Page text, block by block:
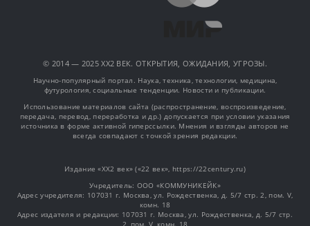
© 2014 — 2025 XX2 ВЕК. ОТКРЫТИЯ, ОЖИДАНИЯ, УГРОЗЫ.
Научно-популярный портал. Наука, техника, технологии, медицина,
футурология, социальные тенденции. Новости и публикации.
Использование материалов сайта (распространение, воспроизведение,
передача, перевод, переработка и др.) допускается при условии указания
источника в форме активной гиперссылки. Мнения и взгляды авторов не
всегда совпадают с точкой зрения редакции.
Издание «XX2 век» («22 век», https://22century.ru)
Учредитель: OOO «КОММУНИКЕЙК»
Адрес учредителя: 107031 г. Москва, ул. Рождественка, д. 5/7 стр. 2, пом. V,
комн. 18
Адрес издателя и редакции: 107031 г. Москва, ул. Рождественка, д. 5/7 стр.